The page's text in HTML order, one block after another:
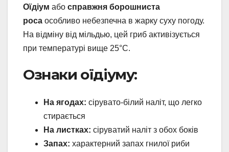
Оїдіум або справжня борошниста
роса особливо небезпечна в жарку суху погоду.
На відміну від мільдью, цей гриб активізується
при температурі вище 25°C.
Ознаки оїдіуму:
На ягодах: сірувато-білий наліт, що легко
стирається
На листках: сіруватий наліт з обох боків
Запах: характерний запах гнилої риби